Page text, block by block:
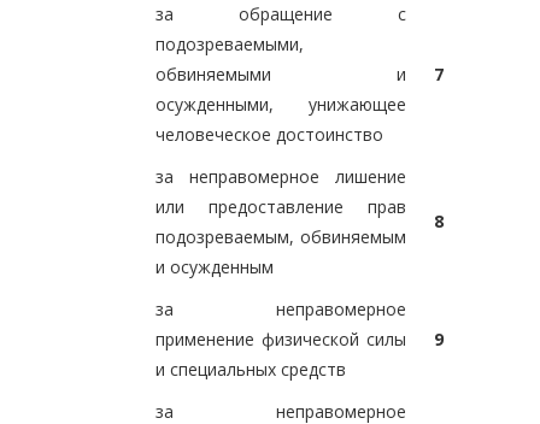
за обращение с
подозреваемыми,
обвиняемыми и
осужденными, унижающее
человеческое достоинство
7
за неправомерное лишение
или предоставление прав
подозреваемым, обвиняемым
и осужденным
8
за неправомерное
применение физической силы
и специальных средств
9
за неправомерное